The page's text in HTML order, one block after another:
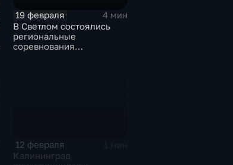
19 февраля
4 мин
В Светлом состоялись
региональные
соревнования
12 февраля
Калининград